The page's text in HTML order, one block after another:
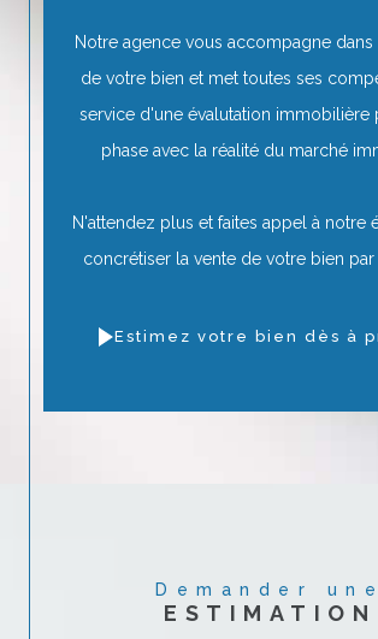
Notre agence vous accompagne dans
de votre bien et met toutes ses
service d'une évalutation immobilière
phase avec la réalité du marché
N'attendez plus et faites appel à notre
concrétiser la vente de votre bien par
Estimez votre bien dès à
Demander une
ESTIMATION